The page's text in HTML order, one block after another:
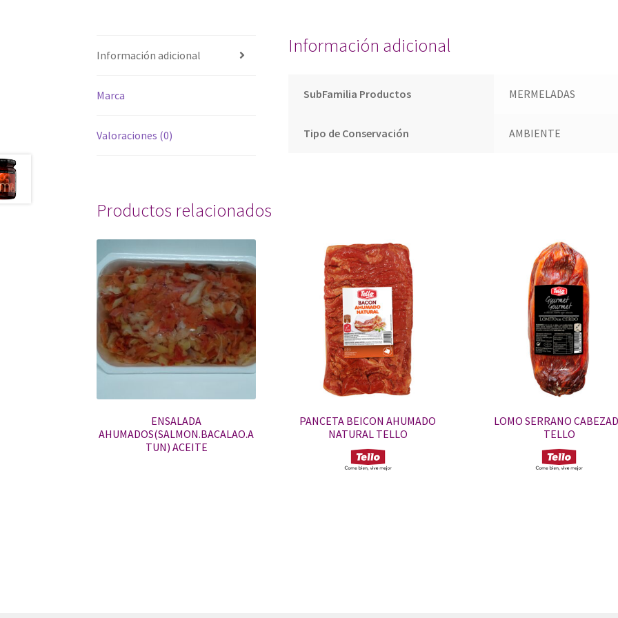
Información adicional
Marca
Valoraciones (0)
Información adicional
SubFamilia Productos MERMELADAS
Tipo de Conservación AMBIENTE
Productos relacionados
ENSALADA
AHUMADOS(SALMON.BACALAO.A
TUN) ACEITE
PANCETA BEICON AHUMADO
NATURAL TELLO
LOMO SERRANO
TELLO